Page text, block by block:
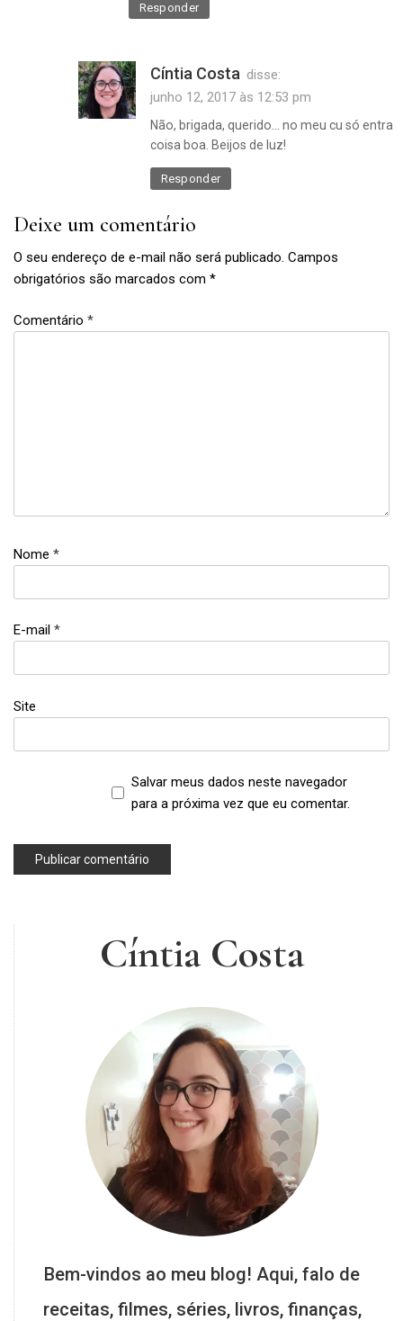
Responder
Cíntia Costa disse:
junho 12, 2017 às 12:53 pm
Não, brigada, querido… no meu cu só entra
coisa boa. Beijos de luz!
Responder
Deixe um comentário
O seu endereço de e-mail não será publicado. Campos
obrigatórios são marcados com *
Comentário *
Nome *
E-mail *
Site
Salvar meus dados neste navegador
para a próxima vez que eu comentar.
Cíntia Costa
Bem-vindos ao meu blog! Aqui, falo de
receitas, filmes, séries, livros, finanças,